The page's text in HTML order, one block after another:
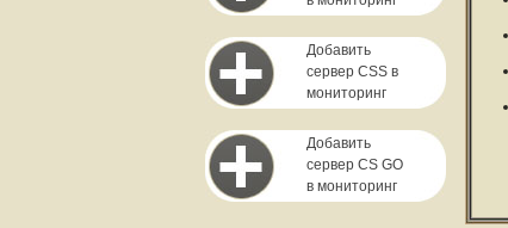
Добавить
сервер CSS в
мониторинг
Добавить
сервер CS GO
в мониторинг